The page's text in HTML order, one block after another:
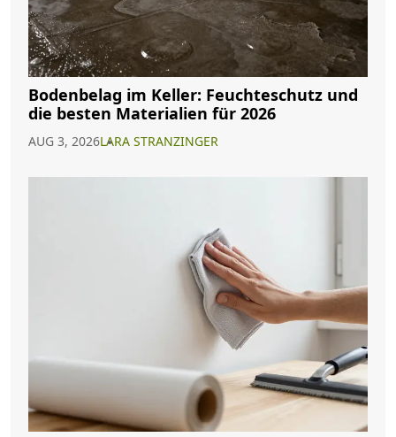
Bodenbelag im Keller: Feuchteschutz und
die besten Materialien für 2026
AUG 3, 2026LARA STRANZINGER